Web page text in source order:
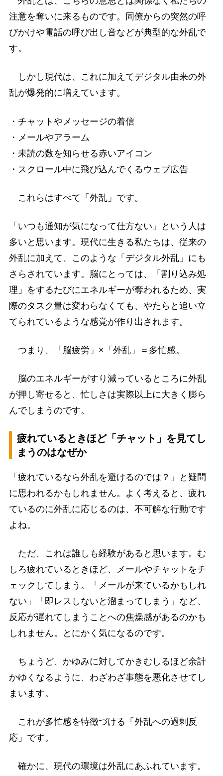
注意を奪いに来るものです。同僚からの突然の呼
びかけや電話の呼び出し音などが典型的な外乱で
す。
しかし現代は、これに加えてデジタル由来の外
乱が爆発的に増えています。
・チャットやメッセージの着信
・メールやアラーム
・未読の数を知らせる赤いアイコン
・スクロール中に飛び込んでくるウェブ広告
これらはすべて「外乱」です。
「いつも通知が気になって仕方ない」という人は
多いと思います。現代に生きる私たちは、従来の
外乱に加えて、このような「デジタル外乱」にも
さらされています。脳にとっては、「割り込み処
理」をするたびにエネルギーが奪われるため、実
際のタスク量は変わらなくても、やたらと追い立
てられているような感覚が作り出されます。
つまり、「脳疲労」×「外乱」＝多忙感。
脳のエネルギーがすり減っているところに外乱
が押し寄せると、忙しさは実際以上に大きく膨ら
んでしまうのです。
疲れているときほど「チャット」を見てし
まうのはなぜか
「疲れているなら外乱を避けるのでは？」と疑問
に思われるかもしれません。よく考えると、疲れ
ているのに外乱に応じるのは、不可解な行動です
よね。
ただ、これは誰しも経験があると思います。む
しろ疲れているときほど、メールやチャットをチ
ェックしてしまう。「メールが来ているかもしれ
ない」「即レスしないと溜まってしまう」など、
反応が遅れてしまうことへの焦燥感があるのかも
しれません。とにかく気になるのです。
ちょうど、かゆみに対してかきむしるほど余計
かゆくなるように、わざわざ事態を悪化させてし
まいます。
これが多忙感を特徴づける「外乱への過剰反
応」です。
確かに、現代の環境は外乱にあふれています。